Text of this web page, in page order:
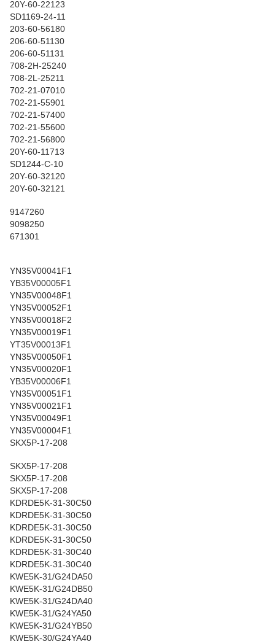
20Y-60-22123
SD1169-24-11
203-60-56180
206-60-51130
206-60-51131
708-2H-25240
708-2L-25211
702-21-07010
702-21-55901
702-21-57400
702-21-55600
702-21-56800
20Y-60-11713
SD1244-C-10
20Y-60-32120
20Y-60-32121
9147260
9098250
671301
YN35V00041F1
YB35V00005F1
YN35V00048F1
YN35V00052F1
YN35V00018F2
YN35V00019F1
YT35V00013F1
YN35V00050F1
YN35V00020F1
YB35V00006F1
YN35V00051F1
YN35V00021F1
YN35V00049F1
YN35V00004F1
SKX5P-17-208
SKX5P-17-208
SKX5P-17-208
SKX5P-17-208
KDRDE5K-31-30C50
KDRDE5K-31-30C50
KDRDE5K-31-30C50
KDRDE5K-31-30C50
KDRDE5K-31-30C40
KDRDE5K-31-30C40
KWE5K-31/G24DA50
KWE5K-31/G24DB50
KWE5K-31/G24DA40
KWE5K-31/G24YA50
KWE5K-31/G24YB50
KWE5K-30/G24YA40